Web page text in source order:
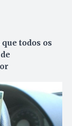
todos os